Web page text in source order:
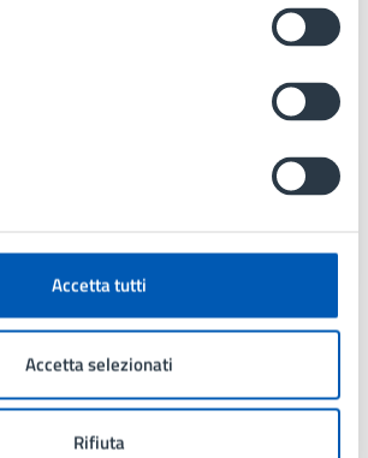
Accetta tutti
Accetta selezionati
Rifiuta
responsabile